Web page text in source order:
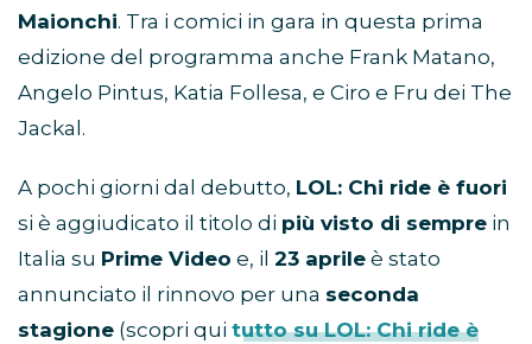
Maionchi. Tra i comici in gara in questa prima
edizione del programma anche Frank Matano,
Angelo Pintus, Katia Follesa, e Ciro e Fru dei The
Jackal.
A pochi giorni dal debutto, LOL: Chi ride è fuori
si è aggiudicato il titolo di più visto di sempre in
Italia su Prime Video e, il 23 aprile è stato
annunciato il rinnovo per una seconda
stagione (scopri qui tutto su LOL: Chi ride è